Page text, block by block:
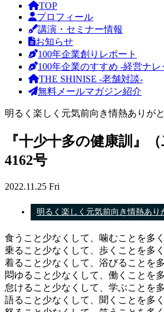
TOP
プロフィール
講演・セミナー情報
お知らせ
100年企業創りレポート
100年企業のすすめ -経営ナ
THE SHINISE -老舗対談-
無料メールマガジン紹介
明るく楽しく元気前向き情熱ありが
『十少十多の健康訓』
4162号
2022.11.25 Fri
明るく楽しく元気前向き情熱あり
食うこと少なくして、噛むことを多く
乗ること少なくして、歩くことを多く
着ること少なくして、浴びることを多
悶ゆること少なくして、働くことを多
怠けること少なくして、学ぶことを多
語ること少なくして、聞くことを多く